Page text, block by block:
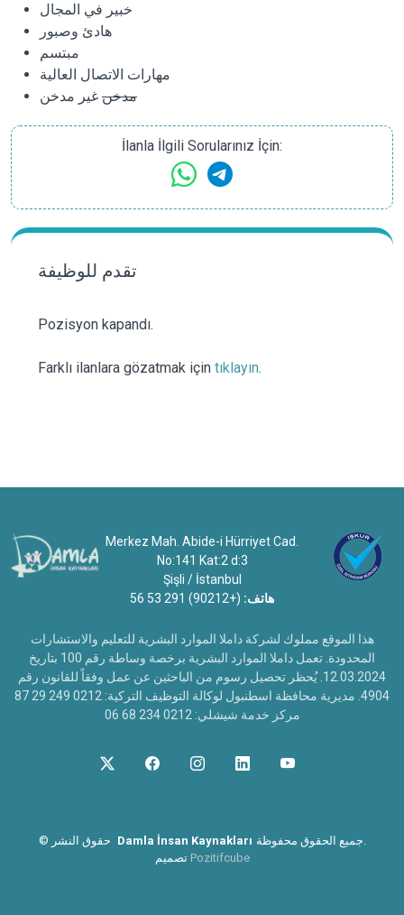
خبير في المجال
هادئ وصبور
مبتسم
مهارات الاتصال العالية
مدخن غير مدخن
İlanla İlgili Sorularınız İçin:
تقدم للوظيفة
Pozisyon kapandı.
Farklı ilanlara gözatmak için tıklayın.
Merkez Mah. Abide-i Hürriyet Cad.
No:141 Kat:2 d:3
Şişli / İstanbul
هاتف: (+90212) 291 53 56
هذا الموقع مملوك لشركة داملا الموارد البشرية للتعليم والاستشارات
المحدودة. تعمل داملا الموارد البشرية برخصة وساطة رقم 100 بتاريخ
12.03.2024. يُحظر تحصيل رسوم من الباحثين عن عمل وفقاً للقانون رقم
4904. مديرية محافظة اسطنبول لوكالة التوظيف التركية: 0212 249 29 87
مركز خدمة شيشلي: 0212 234 68 06
© حقوق النشر Damla İnsan Kaynakları
تصميم Pozitifcube